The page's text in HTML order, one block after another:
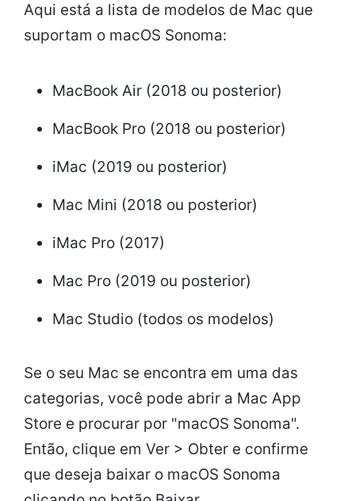
Aqui está a lista de modelos de Mac que
suportam o macOS Sonoma:
MacBook Air (2018 ou posterior)
MacBook Pro (2018 ou posterior)
iMac (2019 ou posterior)
Mac Mini (2018 ou posterior)
iMac Pro (2017)
Mac Pro (2019 ou posterior)
Mac Studio (todos os modelos)
Se o seu Mac se encontra em uma das
categorias, você pode abrir a Mac App
Store e procurar por "macOS Sonoma".
Então, clique em Ver > Obter e confirme
que deseja baixar o macOS Sonoma